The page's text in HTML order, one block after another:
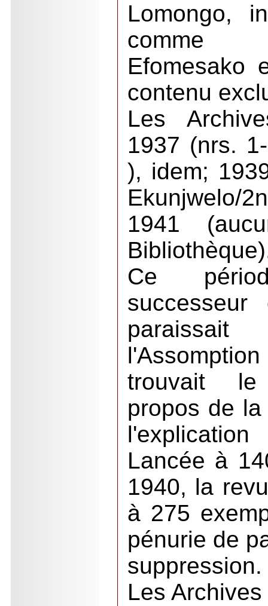
Lomongo,
comme
Efomesako
contenu
Les
1937 (nrs.
), idem;
1941
Ce
trouvait le
propos de
Lancée à
1940, la
à 275
pénurie de
suppression.
Les